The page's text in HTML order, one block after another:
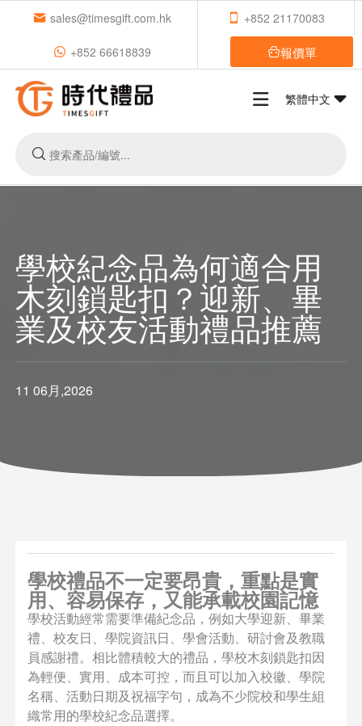
sales@timesgift.com.hk +852 21170083
+852 66618839 報價單
繁體中文
學校紀念品為何適合用
木刻鎖匙扣？迎新、畢
業及校友活動禮品推薦
11 06月,2026
學校禮品不一定要昂貴，重點是實
用、容易保存，又能承載校園記憶
學校活動經常需要準備紀念品，例如大學迎新、畢業
禮、校友日、學院資訊日、學會活動、研討會及教職
員感謝禮。相比體積較大的禮品，學校木刻鎖匙扣因
為輕便、實用、成本可控，而且可以加入校徽、學院
名稱、活動日期及祝福字句，成為不少院校和學生組
織常用的學校紀念品選擇。